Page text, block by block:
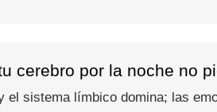
cerebro por la noche no
el sistema límbico domina; las